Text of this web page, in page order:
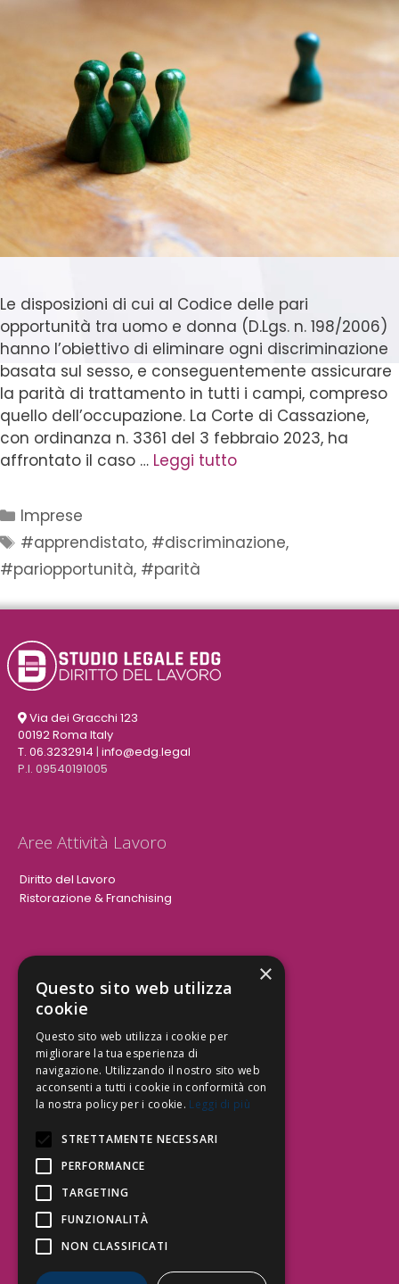
Le disposizioni di cui al Codice delle pari
opportunità tra uomo e donna (D.Lgs. n. 198/2006)
hanno l’obiettivo di eliminare ogni discriminazione
basata sul sesso, e conseguentemente assicurare
la parità di trattamento in tutti i campi, compreso
quello dell’occupazione. La Corte di Cassazione,
con ordinanza n. 3361 del 3 febbraio 2023, ha
affrontato il caso … Leggi tutto
Imprese
#apprendistato, #discriminazione,
#pariopportunità, #parità
Via dei Gracchi 123
00192 Roma Italy
T. 06.3232914 | info@edg.legal
P.I. 09540191005
Aree Attività Lavoro
Diritto del Lavoro
Ristorazione & Franchising
Aree Attività Civile
Tutele del Credito
Responsabilità Civile
Contrattualistica
Segui lo Studio EDG sui social.
Invia messaggio
T. 06.3232914
info@edg.legal
×
Questo sito web utilizza
cookie
Questo sito web utilizza i cookie per
migliorare la tua esperienza di
navigazione. Utilizzando il nostro sito web
acconsenti a tutti i cookie in conformità con
la nostra policy per i cookie. Leggi di più
STRETTAMENTE NECESSARI
PERFORMANCE
TARGETING
FUNZIONALITÀ
NON CLASSIFICATI